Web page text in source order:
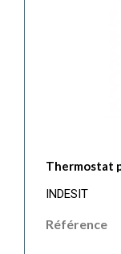
Thermostat
INDESIT
Référence